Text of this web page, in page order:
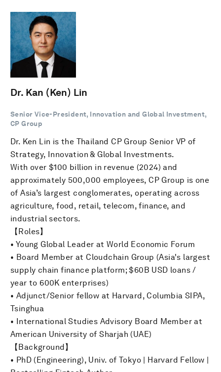
Dr. Kan (Ken) Lin
Senior Vice-President, Innovation and Global Investment,
CP Group
Dr. Ken Lin is the Thailand CP Group Senior VP of
Strategy, Innovation & Global Investments.
With over $100 billion in revenue (2024) and
approximately 500,000 employees, CP Group is one
of Asia’s largest conglomerates, operating across
agriculture, food, retail, telecom, finance, and
industrial sectors.
【Roles】
• Young Global Leader at World Economic Forum
• Board Member at Cloudchain Group (Asia's largest
supply chain finance platform; $60B USD loans /
year to 600K enterprises)
• Adjunct/Senior fellow at Harvard, Columbia SIPA,
Tsinghua
• International Studies Advisory Board Member at
American University of Sharjah (UAE)
【Background】
• PhD (Engineering), Univ. of Tokyo | Harvard Fellow |